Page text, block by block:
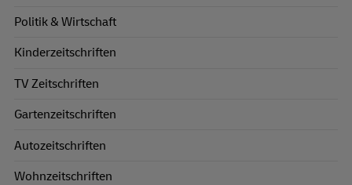
Politik & Wirtschaft
Kinderzeitschriften
TV Zeitschriften
Gartenzeitschriften
Autozeitschriften
Wohnzeitschriften